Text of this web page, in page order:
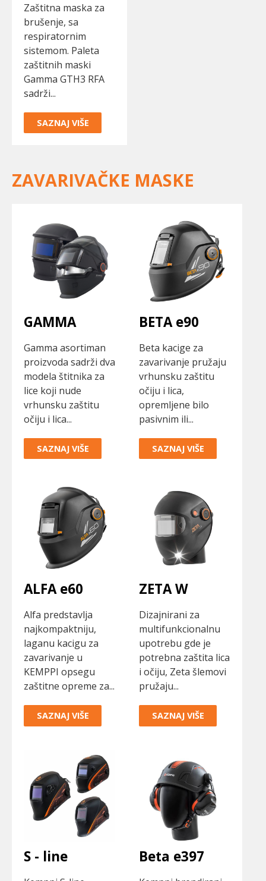
Zaštitna maska za
brušenje, sa
respiratornim
sistemom. Paleta
zaštitnih maski
Gamma GTH3 RFA
sadrži...
SAZNAJ VIŠE
ZAVARIVAČKE MASKE
GAMMA
Gamma asortiman
proizvoda sadrži dva
modela štitnika za
lice koji nude
vrhunsku zaštitu
očiju i lica...
SAZNAJ VIŠE
BETA e90
Beta kacige za
zavarivanje pružaju
vrhunsku zaštitu
očiju i lica,
opremljene bilo
pasivnim ili...
SAZNAJ VIŠE
ALFA e60
Alfa predstavlja
najkompaktniju,
laganu kacigu za
zavarivanje u
KEMPPI opsegu
zaštitne opreme za...
SAZNAJ VIŠE
ZETA W
Dizajnirani za
multifunkcionalnu
upotrebu gde je
potrebna zaštita lica
i očiju, Zeta šlemovi
pružaju...
SAZNAJ VIŠE
S - line Beta e397